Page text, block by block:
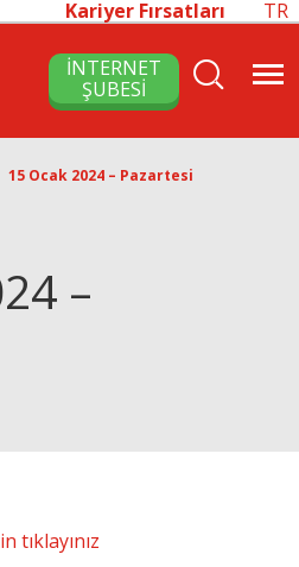
Kariyer Fırsatları TR
İNTERNET
ŞUBESİ
15 Ocak 2024 – Pazartesi
–
tıklayınız